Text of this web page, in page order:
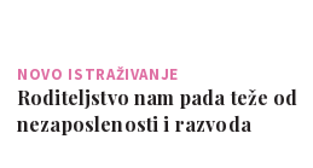
NOVO ISTRAŽIVANJE
Roditeljstvo nam pada teže od
nezaposlenosti i razvoda